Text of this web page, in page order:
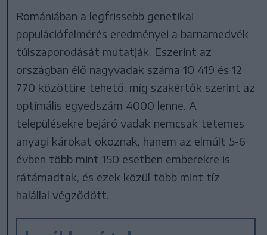
Romániában a legfrissebb genetikai
populációfelmérés eredményei a barnamedvék
túlszaporodását mutatják. Eszerint az
országban élő nagyvadak száma 10 419 és 12
770 közöttire tehető, míg szakértők szerint az
optimális egyedszám 4000 lenne. A
településekre bejáró vadak nemcsak tetemes
anyagi károkat okoznak, hanem az elmúlt 5-6
évben több mint 150 esetben emberekre is
rátámadtak, és ezek közül több mint tíz
halállal végződött.